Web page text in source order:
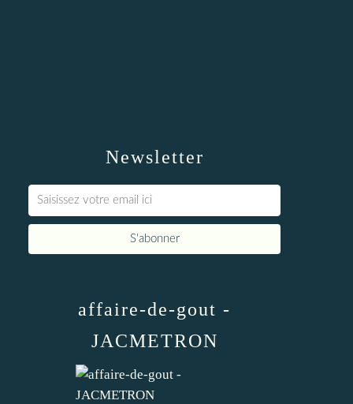
Newsletter
affaire-de-gout -
JACMETRON